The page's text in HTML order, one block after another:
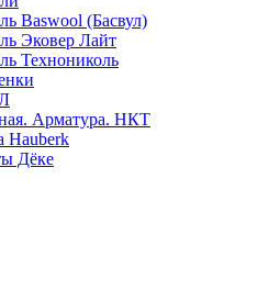
Baswool (Басвул)
Эковер Лайт
Технониколь
Арматура. НКТ
Hauberk
Дёке